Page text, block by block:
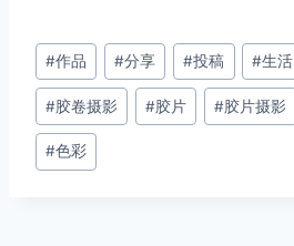
文
章
标
签：
#作品 #分享 #投稿 #生活
#胶卷摄影 #胶片 #胶片摄影
#色彩